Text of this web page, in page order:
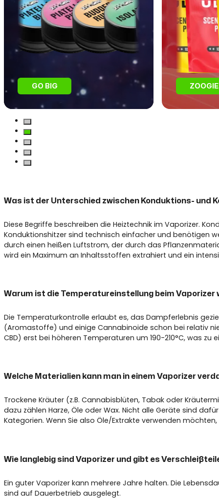
GO BIG
Was ist der Unterschied zwischen Konduktions- und
Diese Begriffe beschreiben die Heiztechnik im Vaporizer.
Konduktionshitzer sind technisch einfacher und benötigen
durch einen heißen Luftstrom, der durch das
wird ein Maximum an Inhaltsstoffen extrahiert und ein
Warum ist die Temperatureinstellung beim Vaporizer
Die Temperaturkontrolle erlaubt es, das Dampferlebnis
(Aromastoffe) und einige Cannabinoide schon bei relativ
CBD) erst bei höheren Temperaturen um 190-210°C, was
Welche Materialien kann man in einem Vaporizer
Trockene Kräuter (z.B. Cannabisblüten, Tabak oder
dazu zählen Harze, Öle oder Wax. Nicht alle Geräte sind
Kategorien. Wenn Sie also Öle/Extrakte verwenden
Wie langlebig sind Vaporizer und gibt es
Ein guter Vaporizer kann mehrere Jahre halten. Die
sind auf Dauerbetrieb ausgelegt.